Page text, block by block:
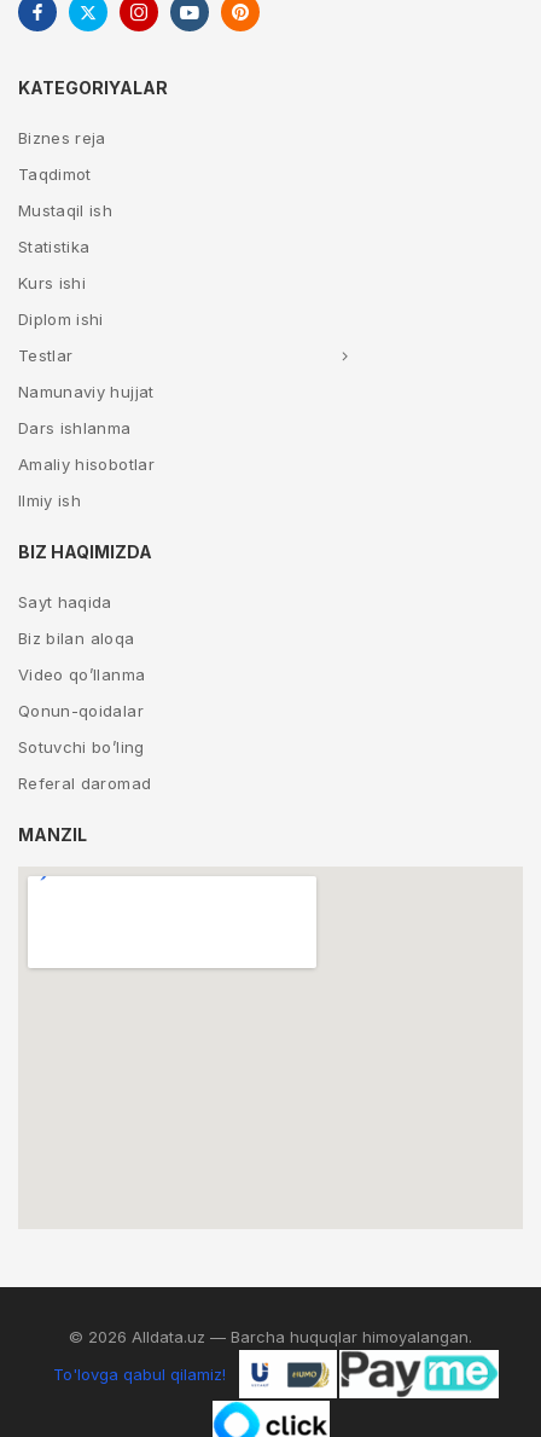
KATEGORIYALAR
Biznes reja
Taqdimot
Mustaqil ish
Statistika
Kurs ishi
Diplom ishi
Testlar
Namunaviy hujjat
Dars ishlanma
Amaliy hisobotlar
Ilmiy ish
BIZ HAQIMIZDA
Sayt haqida
Biz bilan aloqa
Video qo’llanma
Qonun-qoidalar
Sotuvchi bo’ling
Referal daromad
MANZIL
© 2026 Alldata.uz — Barcha huquqlar himoyalangan.
To'lovga qabul qilamiz!